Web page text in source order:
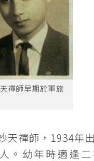
禪師早期於軍旅
天禪師，1934年
。幼年時適逢